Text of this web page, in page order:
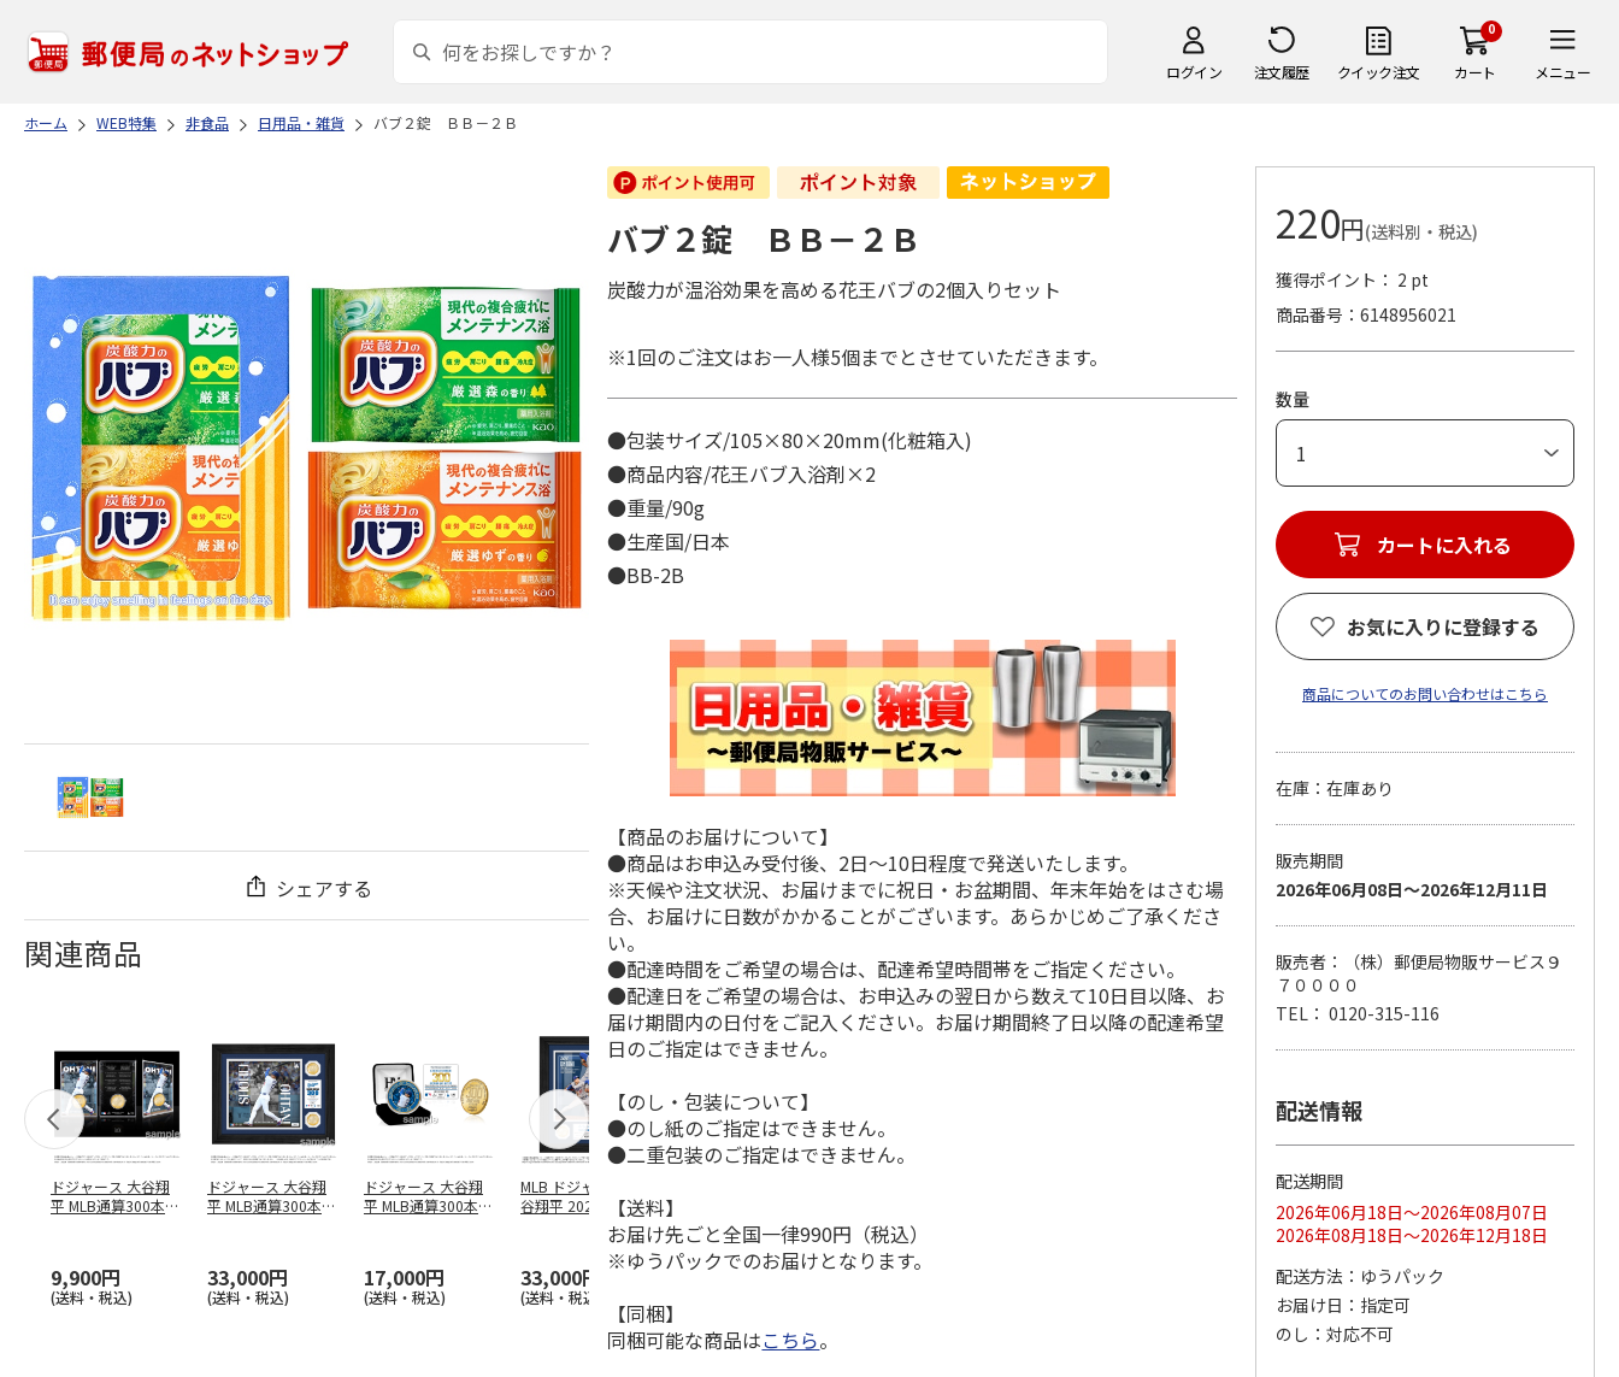
ログイン 注文履歴 クイック注文
0
カート メニュー
ホーム WEB特集 非食品 日用品・雑貨 バブ２錠 ＢＢ－２Ｂ
シェアする
関連商品
ドジャース 大谷翔
平 MLB通算300本塁
9,900円
(送料・税込)
ドジャース 大谷翔
平 MLB通算300本塁
33,000円
(送料・税込)
ドジャース 大谷翔
平 MLB通算300本塁
17,000円
(送料・税込)
MLB ドジャース 大
谷翔平 2026 NL 3・
33,000円
(送料・税込)
合連続出塁記念 ダ
ブ…
33,000円
合連続出塁記念 コ
イ…
9,900円
ドジャース 大谷翔
平 日本人最多53試
合連続出塁記念 シ
ル…
17,000円
(送料・税込)
谷翔平 2026 NL 3・
4月投手…
バブ２錠 ＢＢ－２Ｂ
炭酸力が温浴効果を高める花王バブの2個入りセット
※1回のご注文はお一人様5個までとさせていただきます。
●包装サイズ/105×80×20mm(化粧箱入)
●商品内容/花王バブ入浴剤×2
●重量/90g
●生産国/日本
●BB-2B
【商品のお届けについて】
●商品はお申込み受付後、2日～10日程度で発送いたします。
※天候や注文状況、お届けまでに祝日・お盆期間、年末年始をはさむ場
合、お届けに日数がかかることがございます。あらかじめご了承くださ
い。
●配達時間をご希望の場合は、配達希望時間帯をご指定ください。
●配達日をご希望の場合は、お申込みの翌日から数えて10日目以降、お
届け期間内の日付をご記入ください。お届け期間終了日以降の配達希望
日のご指定はできません。
【のし・包装について】
●のし紙のご指定はできません。
●二重包装のご指定はできません。
【送料】
お届け先ごと全国一律990円（税込）
※ゆうパックでのお届けとなります。
【同梱】
同梱可能な商品はこちら。
220円(送料別・税込)
獲得ポイント： 2 pt
商品番号
6148956021
数量
カートに入れる
お気に入りに登録する
商品についてのお問い合わせはこちら
在庫：在庫あり
販売期間
2026年06月08日～2026年12月11日
販売者：（株）郵便局物販サービス９
７００００
TEL： 0120-315-116
配送情報
配送期間
2026年06月18日～2026年08月07日
2026年08月18日～2026年12月18日
配送方法
ゆうパック
お届け日
指定可
のし
対応不可